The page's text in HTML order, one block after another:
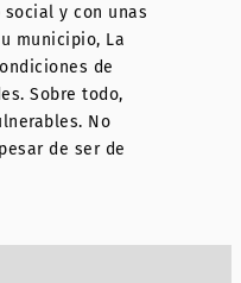
y con unas
municipio, La
de
Sobre todo,
No
de ser de